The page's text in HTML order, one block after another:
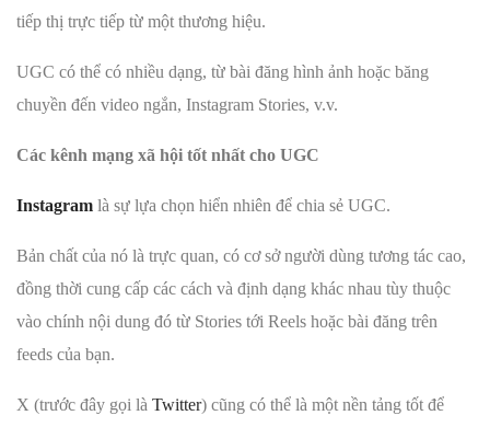
tiếp thị trực tiếp từ một thương hiệu.
UGC có thể có nhiều dạng, từ bài đăng hình ảnh hoặc băng
chuyền đến video ngắn, Instagram Stories, v.v.
Các kênh mạng xã hội tốt nhất cho UGC
Instagram là sự lựa chọn hiển nhiên để chia sẻ UGC.
Bản chất của nó là trực quan, có cơ sở người dùng tương tác cao,
đồng thời cung cấp các cách và định dạng khác nhau tùy thuộc
vào chính nội dung đó từ Stories tới Reels hoặc bài đăng trên
feeds của bạn.
X (trước đây gọi là Twitter) cũng có thể là một nền tảng tốt để